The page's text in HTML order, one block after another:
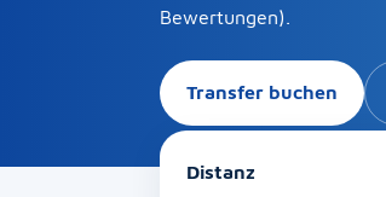
Bewertungen).
Transfer buchen
Distanz